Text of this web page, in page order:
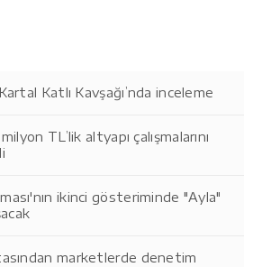
Katlı Kavşağı’nda inceleme
TL’lik altyapı çalışmalarını
ikinci gösteriminde "Ayla"
marketlerde denetim